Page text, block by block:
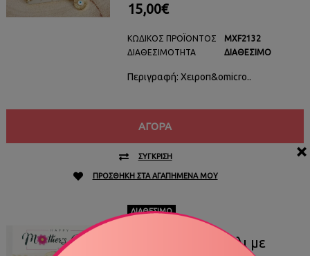
15,00€
ΚΩΔΙΚΌΣ ΠΡΟΪΌΝΤΟΣ
ΔΙΑΘΕΣΙΜΌΤΗΤΑ
MXF2132
ΔΙΑΘΈΣΙΜΟ
Περιγραφή: Χειροπ&omicro..
ΑΓΟΡΆ
ΣΎΓΚΡΙΣΗ
ΠΡΟΣΘΉΚΗ ΣΤΑ ΑΓΑΠΗΜΈΝΑ ΜΟΥ
ΔΙΑΘΈΣΙΜΟ
Γυναικείο Βραχιόλι με
×